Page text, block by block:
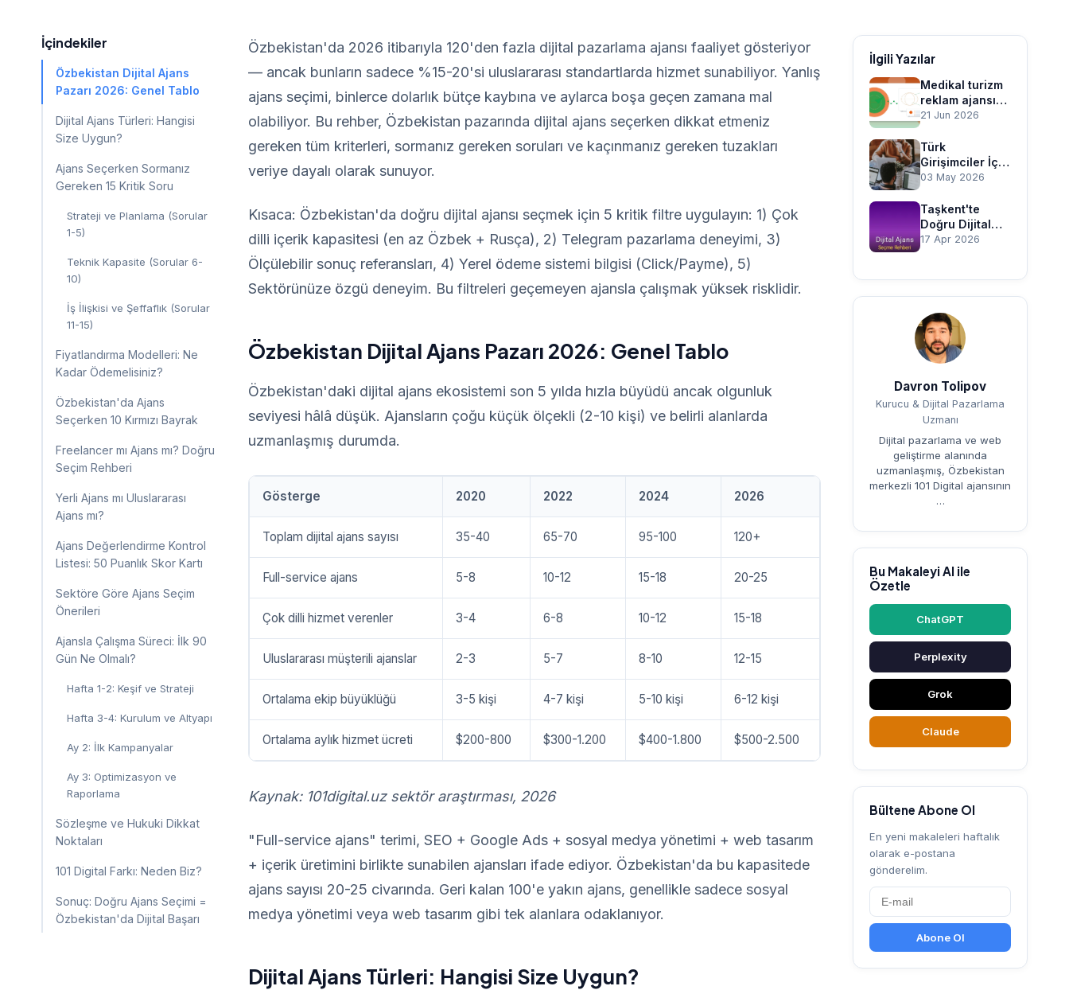
İçindekiler
Özbekistan Dijital Ajans
Pazarı 2026: Genel Tablo
Dijital Ajans Türleri: Hangisi
Size Uygun?
Ajans Seçerken Sormanız
Gereken 15 Kritik Soru
Strateji ve Planlama (Sorular
1-5)
Teknik Kapasite (Sorular 6-
10)
İş İlişkisi ve Şeffaflık (Sorular
11-15)
Fiyatlandırma Modelleri: Ne
Kadar Ödemelisiniz?
Özbekistan'da Ajans
Seçerken 10 Kırmızı Bayrak
Freelancer mı Ajans mı? Doğru
Seçim Rehberi
Yerli Ajans mı Uluslararası
Ajans mı?
Ajans Değerlendirme Kontrol
Listesi: 50 Puanlık Skor Kartı
Sektöre Göre Ajans Seçim
Önerileri
Ajansla Çalışma Süreci: İlk 90
Gün Ne Olmalı?
Hafta 1-2: Keşif ve Strateji
Hafta 3-4: Kurulum ve Altyapı
Ay 2: İlk Kampanyalar
Ay 3: Optimizasyon ve
Raporlama
Sözleşme ve Hukuki Dikkat
Noktaları
101 Digital Farkı: Neden Biz?
Sonuç: Doğru Ajans Seçimi =
Özbekistan'da Dijital Başarı
Özbekistan'da 2026 itibarıyla 120'den fazla dijital pazarlama ajansı faaliyet gösteriyor
— ancak bunların sadece %15-20'si uluslararası standartlarda hizmet sunabiliyor. Yanlış
ajans seçimi, binlerce dolarlık bütçe kaybına ve aylarca boşa geçen zamana mal
olabiliyor. Bu rehber, Özbekistan pazarında dijital ajans seçerken dikkat etmeniz
gereken tüm kriterleri, sormanız gereken soruları ve kaçınmanız gereken tuzakları
veriye dayalı olarak sunuyor.
Kısaca: Özbekistan'da doğru dijital ajansı seçmek için 5 kritik filtre uygulayın: 1) Çok
dilli içerik kapasitesi (en az Özbek + Rusça), 2) Telegram pazarlama deneyimi, 3)
Ölçülebilir sonuç referansları, 4) Yerel ödeme sistemi bilgisi (Click/Payme), 5)
Sektörünüze özgü deneyim. Bu filtreleri geçemeyen ajansla çalışmak yüksek risklidir.
Özbekistan Dijital Ajans Pazarı 2026: Genel Tablo
Özbekistan'daki dijital ajans ekosistemi son 5 yılda hızla büyüdü ancak olgunluk
seviyesi hâlâ düşük. Ajansların çoğu küçük ölçekli (2-10 kişi) ve belirli alanlarda
uzmanlaşmış durumda.
Gösterge 2020 2022 2024 2026
Toplam dijital ajans sayısı 35-40 65-70 95-100 120+
Full-service ajans 5-8 10-12 15-18 20-25
Çok dilli hizmet verenler 3-4 6-8 10-12 15-18
Uluslararası müşterili ajanslar 2-3 5-7 8-10 12-15
Ortalama ekip büyüklüğü 3-5 kişi 4-7 kişi 5-10 kişi 6-12 kişi
Ortalama aylık hizmet ücreti $200-800 $300-1.200 $400-1.800 $500-2.500
Kaynak: 101digital.uz sektör araştırması, 2026
"Full-service ajans" terimi, SEO + Google Ads + sosyal medya yönetimi + web tasarım
+ içerik üretimini birlikte sunabilen ajansları ifade ediyor. Özbekistan'da bu kapasitede
ajans sayısı 20-25 civarında. Geri kalan 100'e yakın ajans, genellikle sadece sosyal
medya yönetimi veya web tasarım gibi tek alanlara odaklanıyor.
Dijital Ajans Türleri: Hangisi Size Uygun?
İlgili Yazılar
Medikal turizm
reklam ajansı
nasıl seçilir?
21 Jun 2026
Türk
Girişimciler İçin
Özbekistan
Rehberi
03 May 2026
Taşkent'te
Doğru Dijital
Ajans Nasıl
17 Apr 2026
Davron Tolipov
Kurucu & Dijital Pazarlama
Uzmanı
Dijital pazarlama ve web
geliştirme alanında
uzmanlaşmış, Özbekistan
merkezli 101 Digital ajansının
…
Bu Makaleyi AI ile
Özetle
ChatGPT
Perplexity
Grok
Claude
Bültene Abone Ol
En yeni makaleleri haftalık
olarak e-postana
gönderelim.
Abone Ol